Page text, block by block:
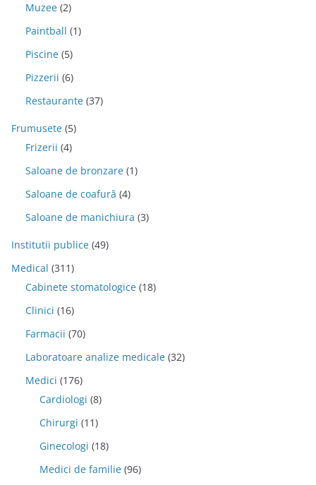
Muzee (2)
Paintball (1)
Piscine (5)
Pizzerii (6)
Restaurante (37)
Frumusete (5)
Frizerii (4)
Saloane de bronzare (1)
Saloane de coafură (4)
Saloane de manichiura (3)
Institutii publice (49)
Medical (311)
Cabinete stomatologice (18)
Clinici (16)
Farmacii (70)
Laboratoare analize medicale (32)
Medici (176)
Cardiologi (8)
Chirurgi (11)
Ginecologi (18)
Medici de familie (96)